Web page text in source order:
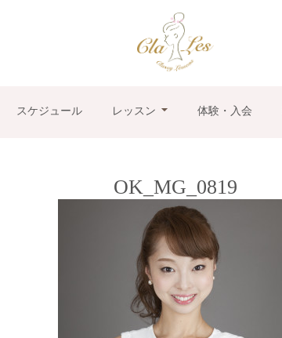
スケジュール レッスン 体験・入会
OK_MG_0819